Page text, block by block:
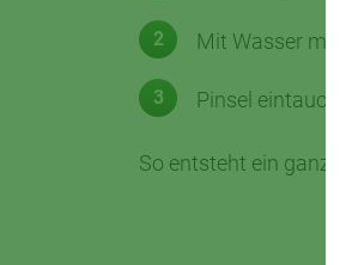
Mit Wasser
Pinsel
So entsteht ein ganz